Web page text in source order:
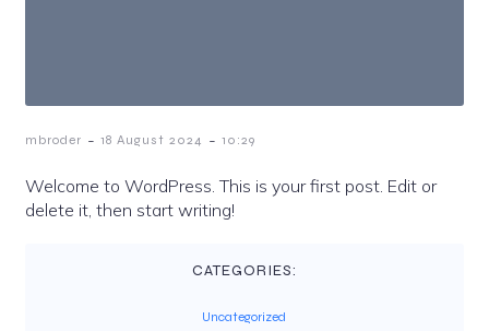
mbroder - 18 August 2024 - 10:29
Welcome to WordPress. This is your first post. Edit or
delete it, then start writing!
CATEGORIES:
Uncategorized